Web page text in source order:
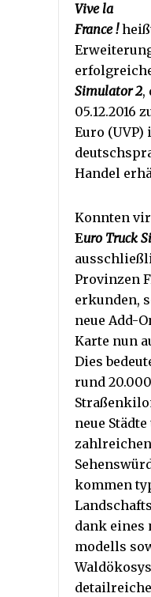
Vive la
France !
Simulator 2,
05.12.2016
Euro (UVP)
Handel
Konnten
Euro Truck
Provinzen
erkunden,
neue Add-
Karte nun
Dies
rund
neue
kommen
dank eines
modells